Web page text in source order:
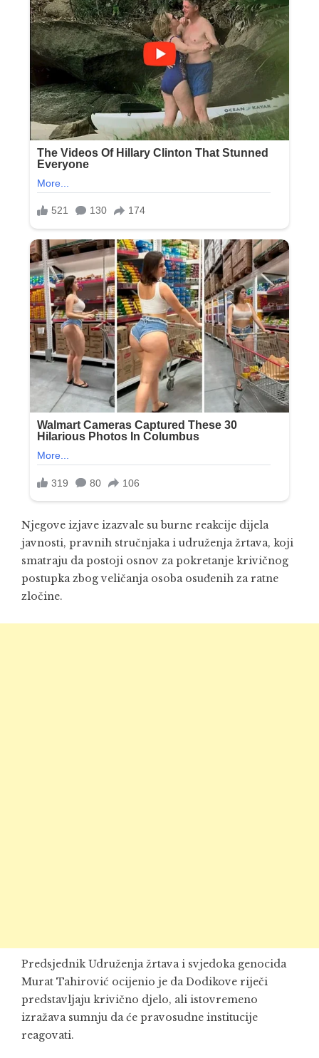
Njegove izjave izazvale su burne reakcije dijela
javnosti, pravnih stručnjaka i udruženja žrtava, koji
smatraju da postoji osnov za pokretanje krivičnog
postupka zbog veličanja osoba osuđenih za ratne
zločine.
Predsjednik Udruženja žrtava i svjedoka genocida
Murat Tahirović ocijenio je da Dodikove riječi
predstavljaju krivično djelo, ali istovremeno
izražava sumnju da će pravosudne institucije
reagovati.